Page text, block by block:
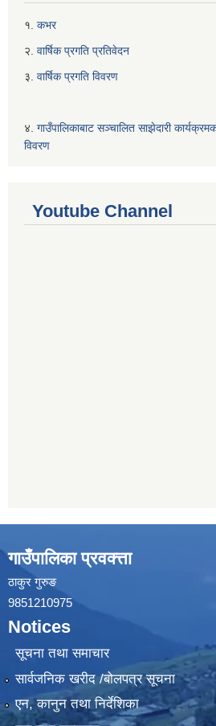
१. कभर
२. वार्षिक प्रगति प्रतिवेदन
३. वार्षिक प्रगति विवरण
४. गाउँपालिकाबाट सञ्चालित साझेदारी
विवरण
Youtube Channel
गाउँपालिका प्रवक्त्ता
ठाकुर गुरुङ
9851210975
Notices
सूचना तथा समाचार
सार्वजनिक खरीद /बोलपत्र सूचना
एन, कानुन तथा निर्देशिका